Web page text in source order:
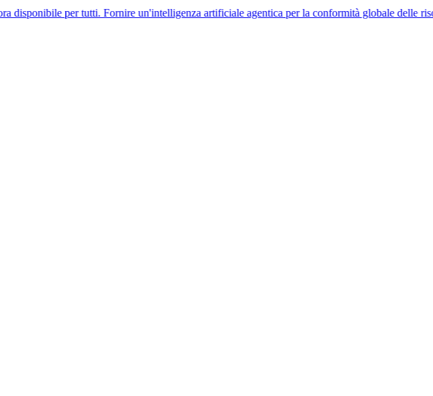
per tutti. Fornire un'intelligenza artificiale agentica per la conformità globale delle risorse umane